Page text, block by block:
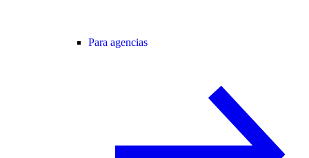
Para agencias